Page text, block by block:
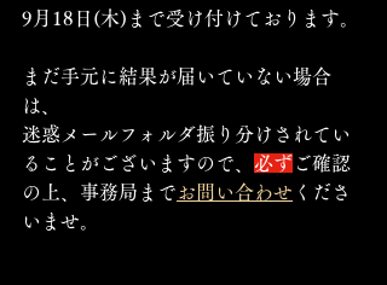
9月18日(木)まで受け付けております。
まだ手元に結果が届いていない場合
は、
迷惑メールフォルダ振り分けされてい
ることがございますので、 必ず ご確認
の上、事務局まで お問い合わせ くださ
いませ。